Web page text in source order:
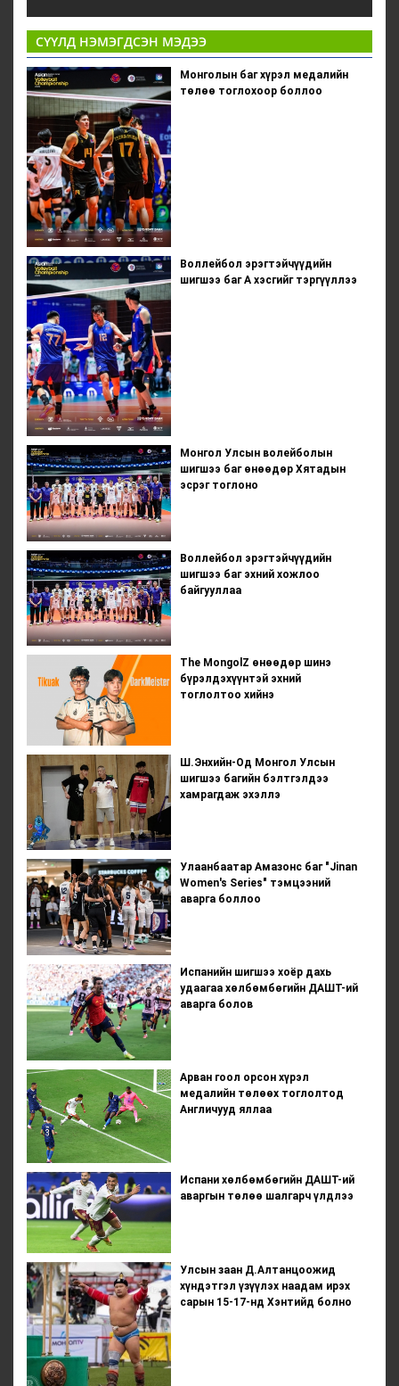
СҮҮЛД НЭМЭГДСЭН МЭДЭЭ
Монголын баг хүрэл медалийн
төлөө тоглохоор боллоо
Воллейбол эрэгтэйчүүдийн
шигшээ баг А хэсгийг тэргүүллээ
Монгол Улсын волейболын
шигшээ баг өнөөдөр Хятадын
эсрэг тоглоно
Воллейбол эрэгтэйчүүдийн
шигшээ баг эхний хожлоо
байгууллаа
The MongolZ өнөөдөр шинэ
бүрэлдэхүүнтэй эхний
тоглолтоо хийнэ
Ш.Энхийн-Од Монгол Улсын
шигшээ багийн бэлтгэлдээ
хамрагдаж эхэллэ
Улаанбаатар Амазонс баг "Jinan
Women's Series" тэмцээний
аварга боллоо
Испанийн шигшээ хоёр дахь
удаагаа хөлбөмбөгийн ДАШТ-ий
аварга болов
Арван гоол орсон хүрэл
медалийн төлөөх тоглолтод
Англичууд яллаа
Испани хөлбөмбөгийн ДАШТ-ий
аваргын төлөө шалгарч үлдлээ
Улсын заан Д.Алтанцоожид
хүндэтгэл үзүүлэх наадам ирэх
сарын 15-17-нд Хэнтийд болно